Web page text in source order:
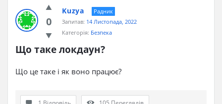
0
Kuzya
Радник
Запитав: 14 Листопада, 2022
Категорія: Безпека
Що таке локдаун?
Що це таке і як воно працює?